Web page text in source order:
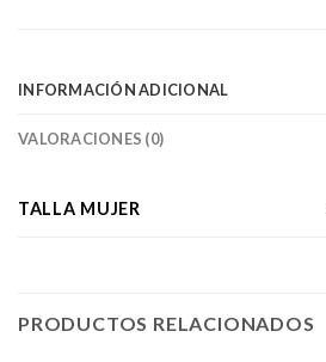
INFORMACIÓN ADICIONAL
VALORACIONES (0)
TALLA MUJER
PRODUCTOS RELACIONADOS